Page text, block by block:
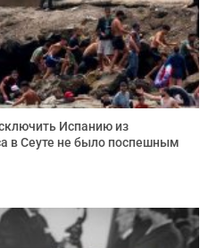
Испанию из
в Сеуте не было поспешным